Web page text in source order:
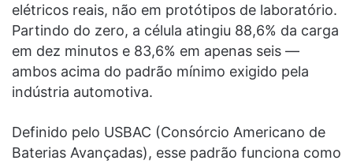
elétricos reais, não em protótipos de laboratório.
Partindo do zero, a célula atingiu 88,6% da carga
em dez minutos e 83,6% em apenas seis —
ambos acima do padrão mínimo exigido pela
indústria automotiva.
Definido pelo USBAC (Consórcio Americano de
Baterias Avançadas), esse padrão funciona como